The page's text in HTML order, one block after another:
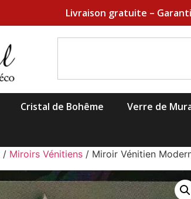
Livraison gratuite –
Cristal de Bohême Verre de
/ Miroirs Vénitiens / Miroir Vénitien